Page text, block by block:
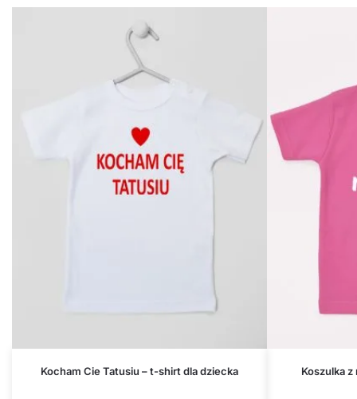
Kocham Cie Tatusiu – t-shirt dla dziecka Koszulka